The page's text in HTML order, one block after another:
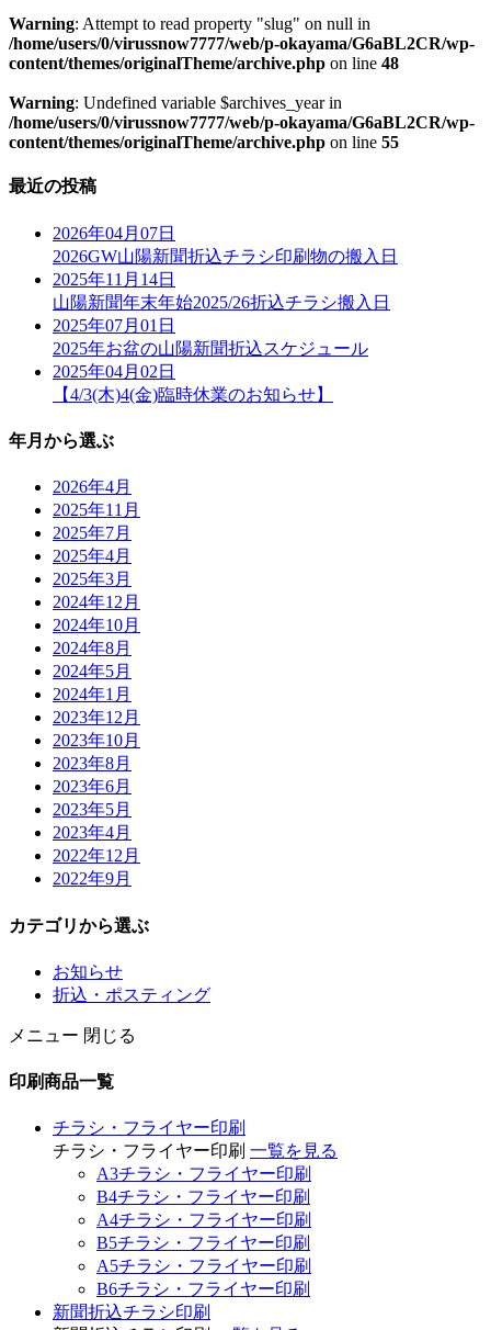
Warning: Attempt to read property "slug" on null in
/home/users/0/virussnow7777/web/p-okayama/G6aBL2CR/wp-
content/themes/originalTheme/archive.php on line 48
Warning: Undefined variable $archives_year in
/home/users/0/virussnow7777/web/p-okayama/G6aBL2CR/wp-
content/themes/originalTheme/archive.php on line 55
最近の投稿
2026年04月07日
2026GW山陽新聞折込チラシ印刷物の搬入日
2025年11月14日
山陽新聞年末年始2025/26折込チラシ搬入日
2025年07月01日
2025年お盆の山陽新聞折込スケジュール
2025年04月02日
【4/3(木)4(金)臨時休業のお知らせ】
年月から選ぶ
2026年4月
2025年11月
2025年7月
2025年4月
2025年3月
2024年12月
2024年10月
2024年8月
2024年5月
2024年1月
2023年12月
2023年10月
2023年8月
2023年6月
2023年5月
2023年4月
2022年12月
2022年9月
カテゴリから選ぶ
お知らせ
折込・ポスティング
メニュー 閉じる
印刷商品一覧
チラシ・フライヤー印刷
チラシ・フライヤー印刷 一覧を見る
A3チラシ・フライヤー印刷
B4チラシ・フライヤー印刷
A4チラシ・フライヤー印刷
B5チラシ・フライヤー印刷
A5チラシ・フライヤー印刷
B6チラシ・フライヤー印刷
新聞折込チラシ印刷